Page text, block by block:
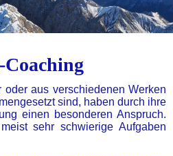
Coaching
aus verschiedenen Werken
sind, haben durch ihre
einen besonderen Anspruch.
sehr schwierige Aufgaben